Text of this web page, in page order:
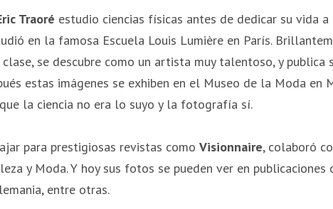
Traoré estudio ciencias físicas antes de dedicar su vida
en la famosa Escuela Louis Lumière en París.
se descubre como un artista muy talentoso, y publica
estas imágenes se exhiben en el Museo de la Moda en
la ciencia no era lo suyo y la fotografía sí.
para prestigiosas revistas como Visionnaire, colaboró
y Moda. Y hoy sus fotos se pueden ver en
entre otras.